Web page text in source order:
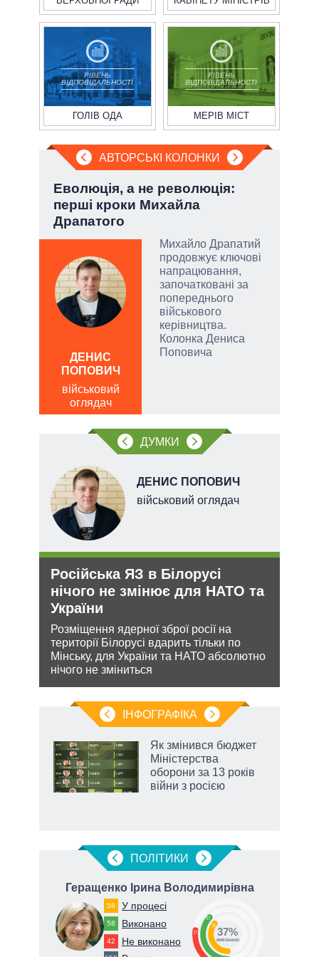
РІВЕНЬ
ВІДПОВІДАЛЬНОСТІ
ГОЛІВ ОДА
РІВЕНЬ
ВІДПОВІДАЛЬНОСТІ
МЕРІВ МІСТ
АВТОРСЬКІ КОЛОНКИ
Еволюція, а не революція:
перші кроки Михайла
Драпатого
Михайло Драпатий
продовжує ключові
напрацювання,
започатковані за
попереднього
військового
керівництва.
Колонка Дениса
Поповича
ДЕНИС
ПОПОВИЧ
військовий
оглядач
ДУМКИ
ДЕНИС ПОПОВИЧ
військовий оглядач
Російська ЯЗ в Білорусі
нічого не змінює для НАТО та
України
Розміщення ядерної зброї росії на
території Білорусі вдарить тільки по
Мінську, для України та НАТО абсолютно
нічого не зміниться
ІНФОГРАФІКА
Як змінився бюджет
Міністерства
оборони за 13 років
війни з росією
ПОЛIТИКИ
Геращенко Ірина Володимирівна
58 У процесі
58 Виконано
42 Не виконано
27
37
36
37%
виконано